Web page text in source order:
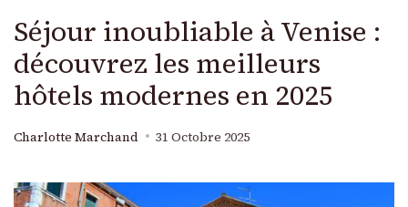
Séjour inoubliable à Venise :
découvrez les meilleurs
hôtels modernes en 2025
Charlotte Marchand 31 Octobre 2025